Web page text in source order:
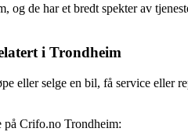
de har et bredt spekter av
i Trondheim
eller selge en bil, få service eller
på Crifo.no Trondheim: